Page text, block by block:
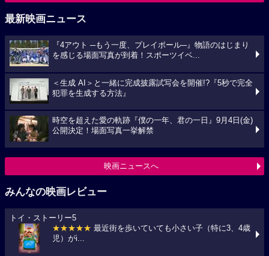
最新映画ニュース
『4アウト ─もう一度、プレイボール─』物語のはじまり
を感じる場面写真が到着！スポーツイベ...
＜生成 AI＞と一緒に完成披露試写会を開催!?『5秒で完全
犯罪を生成する方法』
時空を超えた愛の軌跡『僕の一年、君の一日』9月4日(金)
公開決定！場面写真一挙解禁
映画ニュースへ
みんなの映画レビュー
トイ・ストーリー5
★★★★★ 最近街を歩いていても小さい子（特に3、4歳
児）がi...